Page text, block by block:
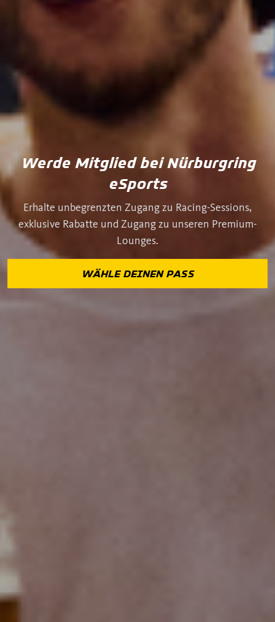
Werde Mitglied bei Nürburgring
eSports
Erhalte unbegrenzten Zugang zu Racing-Sessions,
exklusive Rabatte und Zugang zu unseren Premium-
Lounges.
WÄHLE DEINEN PASS